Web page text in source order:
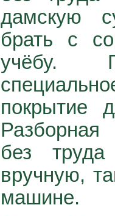
дамскую
брать с
учёбу.
покрытие
без
вручную,
машине.